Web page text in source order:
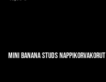
Mini Banana Studs nappikorvakorut